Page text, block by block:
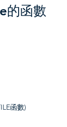
的函數
函數)